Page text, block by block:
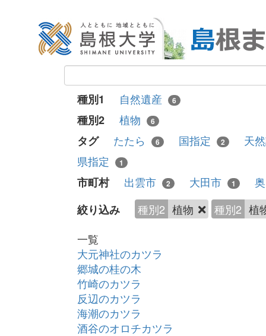
種別1 自然遺産 6
種別2 植物 6
タグ たたら 6 国指定 2
天
県指定
1
市町村 出雲市 2 大田市 1
絞り込み
種別2 植物 種別2 植
一覧
大元神社のカツラ
郷城の桂の木
竹崎のカツラ
反辺のカツラ
海潮のカツラ
酒谷のオロチカツラ